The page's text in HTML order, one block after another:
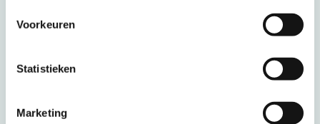
Voorkeuren
Statistieken
Marketing
ANVR Voorwaarden